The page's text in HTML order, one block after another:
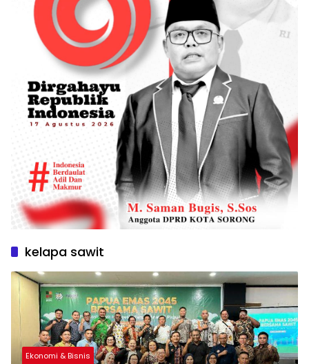
kelapa sawit
Ekonomi & Bisnis